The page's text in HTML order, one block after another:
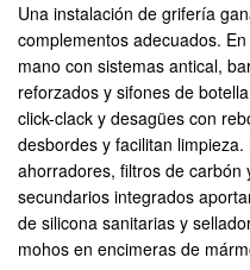
Una instalación de grifería
complementos adecuados.
mano con sistemas antical,
reforzados y sifones de
click-clack y desagües con
desbordes y facilitan
ahorradores, filtros de carbón
secundarios integrados
de silicona sanitarias y
mohos en encimeras de